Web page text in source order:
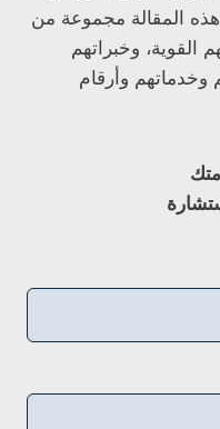
المقالة مجموعة من
القوية، وخبراتهم
وخدماتهم وأرقام